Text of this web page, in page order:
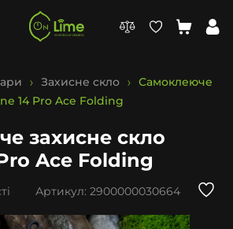
Захисне скло
Самоклеюче
14 Pro Ace Folding
захисне скло
Ace Folding
Артикул: 2900000030664